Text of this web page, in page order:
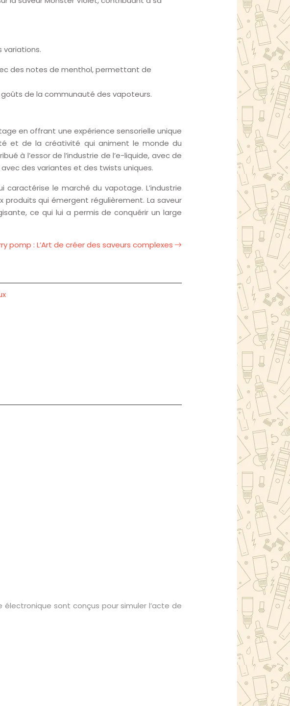
variations.
des notes de menthol, permettant de
de la communauté des vapoteurs.
en offrant une expérience sensorielle unique
et de la créativité qui animent le monde du
à l’essor de l’industrie de l’e-liquide, avec de
des variantes et des twists uniques.
caractérise le marché du vapotage. L’industrie
qui émergent régulièrement. La saveur
ce qui lui a permis de conquérir un large
pomp : L’Art de créer des saveurs complexes
sont conçus pour simuler l’acte de